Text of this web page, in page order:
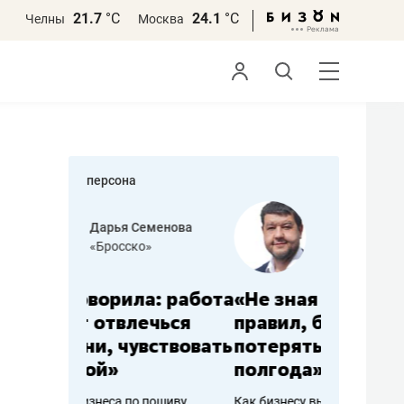
Челны 21.7 °С Москва 24.1 °С
персона
работа
Василь Мазитов
«Не зная местных
правил, бизнес может
потерять минимум
полгода»